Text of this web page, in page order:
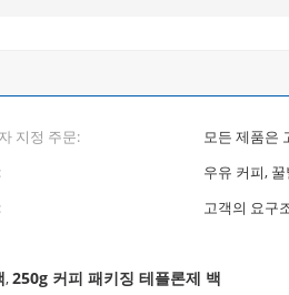
지정 주문:
모든 제품은
우유 커피,
고객의 요구
,250g 커피 패키징 테플론제 백